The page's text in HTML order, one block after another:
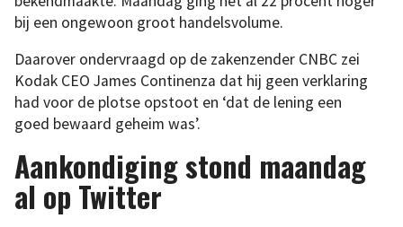
bij een ongewoon groot handelsvolume.
Daarover ondervraagd op de zakenzender CNBC zei
Kodak CEO James Continenza dat hij geen verklaring
had voor de plotse opstoot en ‘dat de lening een
goed bewaard geheim was’.
Aankondiging stond maandag
al op Twitter